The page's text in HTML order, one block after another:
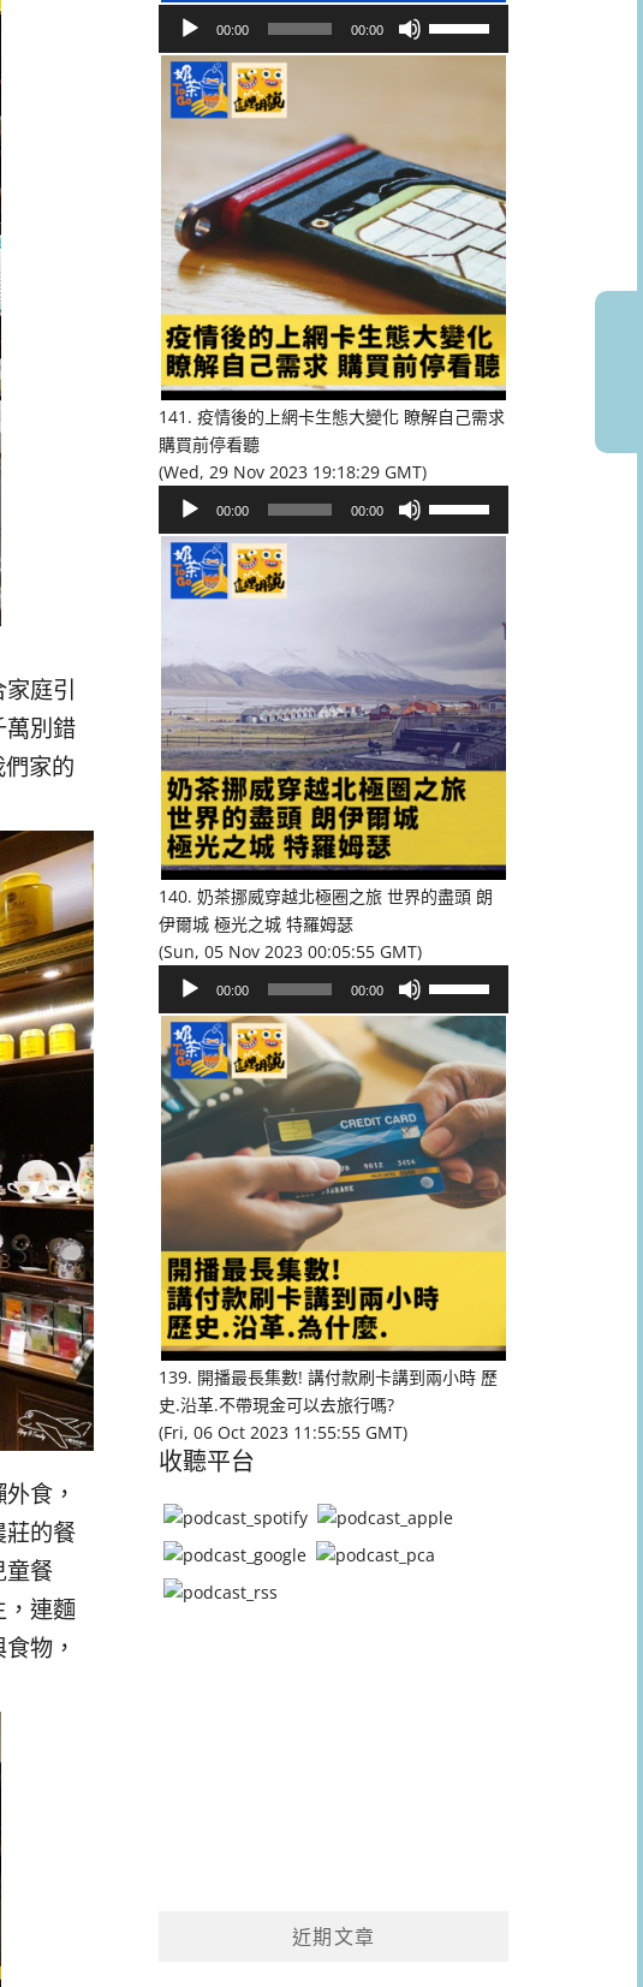
庭引
萬別錯
家的
食，
莊的餐
童餐
，連麵
物，
播
放
00:00 00:00
鍵
以
提
高
或
降
低
音
量。
141. 疫情後的上網卡生態大變化 瞭解自己需求
購買前停看聽
(Wed, 29 Nov 2023 19:18:29 GMT)
播
放
00:00 00:00
以
提
高
或
降
量。
140. 奶茶挪威穿越北極圈之旅 世界的盡頭 朗
伊爾城 極光之城 特羅姆瑟
(Sun, 05 Nov 2023 00:05:55 GMT)
播
放
器
00:00 00:00
向
上/
向
下
鍵
以
提
或
降
低
量。
139. 開播最長集數! 講付款刷卡講到兩小時 歷
史.沿革.不帶現金可以去旅行嗎?
(Fri, 06 Oct 2023 11:55:55 GMT)
收聽平台
近期文章